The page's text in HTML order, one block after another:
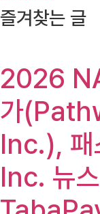
즐겨찾는 글
2026
가
Inc.), 패
Inc. 뉴